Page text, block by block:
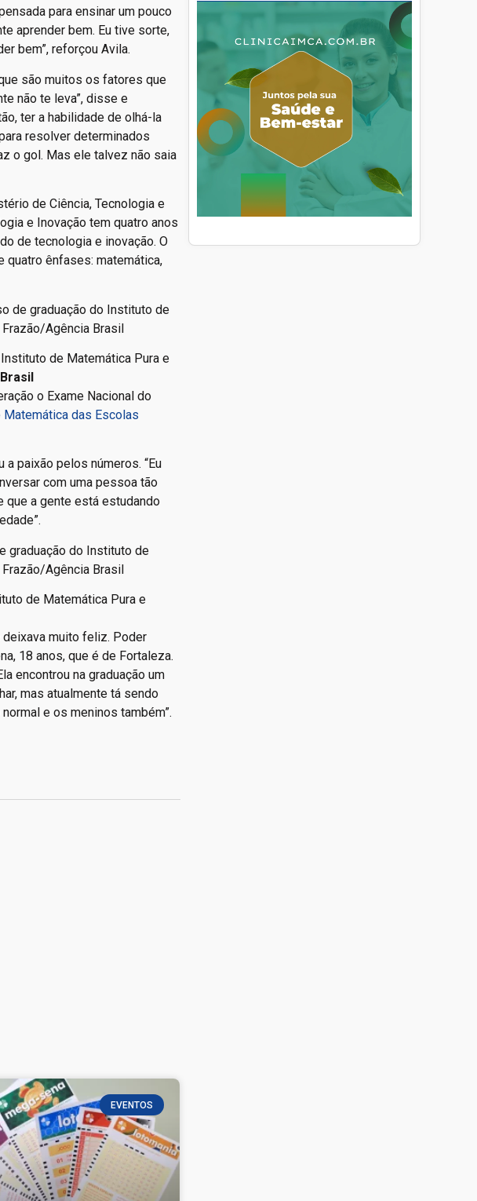
para ensinar um pouco
aprender bem. Eu tive sorte,
bem”, reforçou Avila.
são muitos os fatores que
não te leva”, disse e
ter a habilidade de olhá-la
resolver determinados
o gol. Mas ele talvez não saia
de Ciência, Tecnologia e
e Inovação tem quatro anos
de tecnologia e inovação. O
quatro ênfases: matemática,
de Matemática Pura e
o Exame Nacional do
das Escolas
paixão pelos números. “Eu
com uma pessoa tão
que a gente está estudando
de Matemática Pura e
deixava muito feliz. Poder
18 anos, que é de Fortaleza.
encontrou na graduação um
mas atualmente tá sendo
e os meninos também”.
EVENTOS